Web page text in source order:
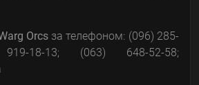
Orcsза телефоном: (096) 285-
18-13; (063) 648-52-58;